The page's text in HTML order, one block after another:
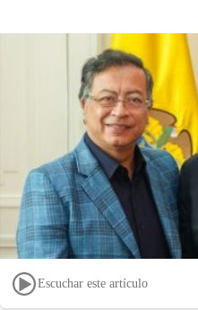
Escuchar este artículo